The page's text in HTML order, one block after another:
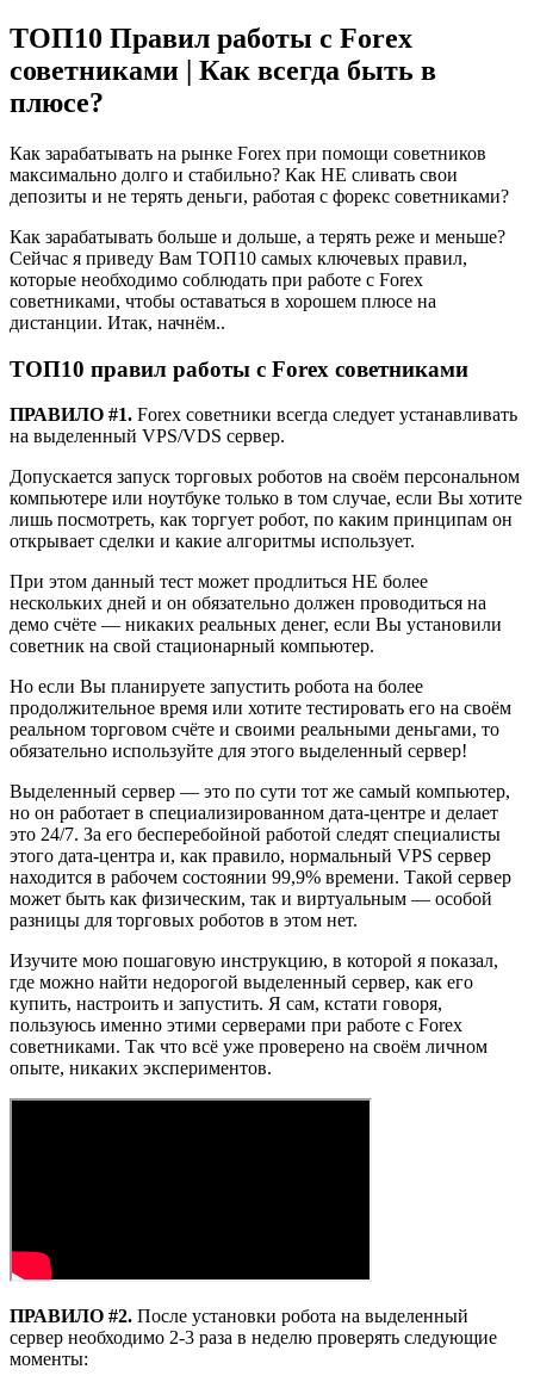
ТОП10 Правил работы с Forex
советниками | Как всегда быть в
плюсе?
Как зарабатывать на рынке Forex при помощи советников
максимально долго и стабильно? Как НЕ сливать свои
депозиты и не терять деньги, работая с форекс советниками?
Как зарабатывать больше и дольше, а терять реже и меньше?
Сейчас я приведу Вам ТОП10 самых ключевых правил,
которые необходимо соблюдать при работе с Forex
советниками, чтобы оставаться в хорошем плюсе на
дистанции. Итак, начнём..
ТОП10 правил работы с Forex советниками
ПРАВИЛО #1. Forex советники всегда следует устанавливать
на выделенный VPS/VDS сервер.
Допускается запуск торговых роботов на своём персональном
компьютере или ноутбуке только в том случае, если Вы хотите
лишь посмотреть, как торгует робот, по каким принципам он
открывает сделки и какие алгоритмы использует.
При этом данный тест может продлиться НЕ более
нескольких дней и он обязательно должен проводиться на
демо счёте — никаких реальных денег, если Вы установили
советник на свой стационарный компьютер.
Но если Вы планируете запустить робота на более
продолжительное время или хотите тестировать его на своём
реальном торговом счёте и своими реальными деньгами, то
обязательно используйте для этого выделенный сервер!
Выделенный сервер — это по сути тот же самый компьютер,
но он работает в специализированном дата-центре и делает
это 24/7. За его бесперебойной работой следят специалисты
этого дата-центра и, как правило, нормальный VPS сервер
находится в рабочем состоянии 99,9% времени. Такой сервер
может быть как физическим, так и виртуальным — особой
разницы для торговых роботов в этом нет.
Изучите мою пошаговую инструкцию, в которой я показал,
где можно найти недорогой выделенный сервер, как его
купить, настроить и запустить. Я сам, кстати говоря,
пользуюсь именно этими серверами при работе с Forex
советниками. Так что всё уже проверено на своём личном
опыте, никаких экспериментов.
ПРАВИЛО #2. После установки робота на выделенный
сервер необходимо 2-3 раза в неделю проверять следующие
моменты: